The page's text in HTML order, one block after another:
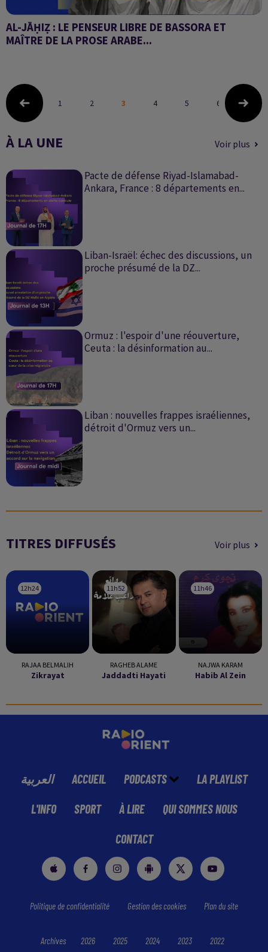
AL-JĀḤIẒ : LE PENSEUR LIBRE DE BASSORA ET
MAÎTRE DE LA PROSE ARABE...
1 2 3 4 5 6
À LA UNE Voir plus
Pacte de défense Riyad-Islamabad-
Ankara, France : 8 départements en...
Liban-Israël: échec des discussions, un
proche présumé de la DZ...
Ormuz : l'espoir d'une réouverture,
Ceuta : la désinformation au...
Liban : nouvelles frappes israéliennes,
détroit d'Ormuz vers un...
TITRES DIFFUSÉS Voir plus
12h24
12h24
RAJAA BELMALIH
Zikrayat
11h52
11h52
RAGHEB ALAME
Jaddadti Hayati
11h46
11h46
NAJWA KARAM
Habib Al Zein
العربية ACCUEIL PODCASTS LA PLAYLIST
L'INFO SPORT À LIRE QUI SOMMES NOUS
CONTACT
Politique de confidentialité Gestion des cookies Plan du site
Archives 2026 2025 2024 2023 2022